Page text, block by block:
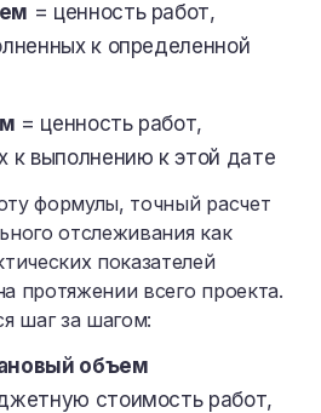
= ценность работ,
к определенной
= ценность работ,
к выполнению к этой дате
формулы, точный расчет
отслеживания как
показателей
протяжении всего проекта.
шаг за шагом:
объем
стоимость работ,